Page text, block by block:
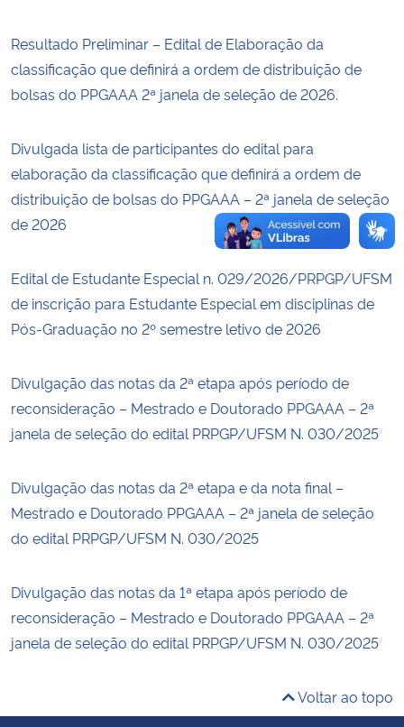
Planalto
Resultado Preliminar – Edital de Elaboração da
classificação que definirá a ordem de distribuição de
bolsas do PPGAAA 2ª janela de seleção de 2026.
Divulgada lista de participantes do edital para
elaboração da classificação que definirá a ordem de
distribuição de bolsas do PPGAAA – 2ª janela de seleção
de 2026
Edital de Estudante Especial n. 029/2026/PRPGP/UFSM
de inscrição para Estudante Especial em disciplinas de
Pós-Graduação no 2º semestre letivo de 2026
Divulgação das notas da 2ª etapa após período de
reconsideração – Mestrado e Doutorado PPGAAA – 2ª
janela de seleção do edital PRPGP/UFSM N. 030/2025
Divulgação das notas da 2ª etapa e da nota final –
Mestrado e Doutorado PPGAAA – 2ª janela de seleção
do edital PRPGP/UFSM N. 030/2025
Divulgação das notas da 1ª etapa após período de
reconsideração – Mestrado e Doutorado PPGAAA – 2ª
janela de seleção do edital PRPGP/UFSM N. 030/2025
Voltar ao topo